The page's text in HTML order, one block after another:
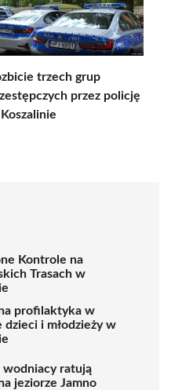
trzech grup
przez policję
Kontrole na
Trasach w
profilaktyka w
dzieci i młodzieży w
wodniacy ratują
jeziorze Jamno